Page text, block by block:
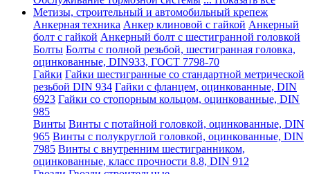
Метизы, строительный и автомобильный крепеж
Анкерная техника Анкер клиновой с гайкой Анкерный
болт с гайкой Анкерный болт с шестигранной головкой
Болты Болты с полной резьбой, шестигранная головка,
оцинкованные, DIN933, ГОСТ 7798-70
Гайки Гайки шестигранные со стандартной метрической
резьбой DIN 934 Гайки с фланцем, оцинкованные, DIN
6923 Гайки со стопорным кольцом, оцинкованные, DIN
985
Винты Винты с потайной головкой, оцинкованные, DIN
965 Винты с полукруглой головкой, оцинкованные, DIN
7985 Винты с внутренним шестигранником,
оцинкованные, класс прочности 8.8, DIN 912